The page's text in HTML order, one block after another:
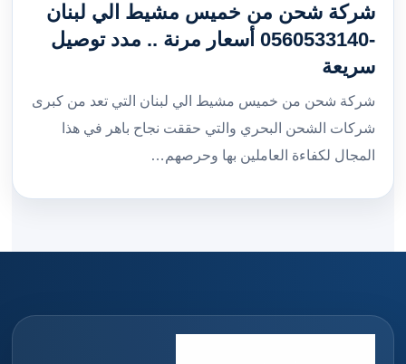
شركة شحن من خميس مشيط الي لبنان
-0560533140 أسعار مرنة .. مدد توصيل
سريعة
شركة شحن من خميس مشيط الي لبنان التي تعد من كبرى
شركات الشحن البحري والتي حققت نجاح باهر في هذا
المجال لكفاءة العاملين بها وحرصهم…